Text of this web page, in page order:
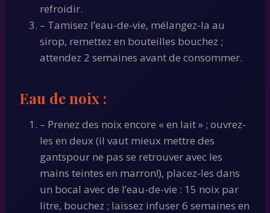
refroidir.
– Tamisez l’eau-de-vie, mélangez-la au
sirop, remettez en bouteilles bouchez ;
attendez 2 semaines avant de consommer.
Eau de noix :
– Prenez des noix encore « en lait » ; ouvrez-
les en deux (il vaut mieux mettre des
gantspour ne pas se retrouver avec les
mains teintes en marron!), placez-les dans
un bocal avec de l’eau-de-vie : 15 noix par
litre, bouchez ; laissez infuser 6 semaines en